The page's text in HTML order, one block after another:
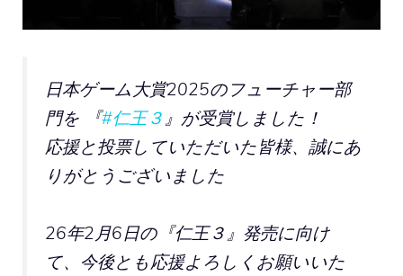
日本ゲーム大賞2025のフューチャー部
門を 『#仁王３ 』が受賞しました！
応援と投票していただいた皆様、誠にあ
りがとうございました
26年2月6日の『仁王３』発売に向け
て、今後とも応援よろしくお願いいた